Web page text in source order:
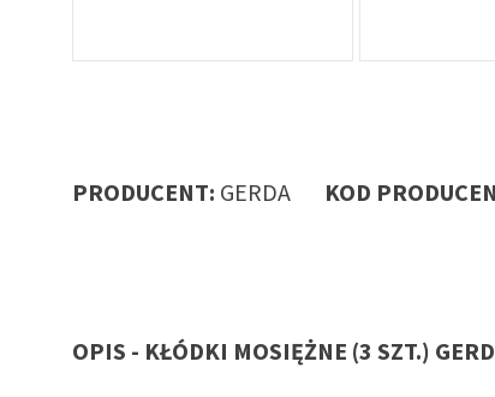
PRODUCENT: GERDA KOD
OPIS - KŁÓDKI MOSIĘŻNE (3 SZT.)